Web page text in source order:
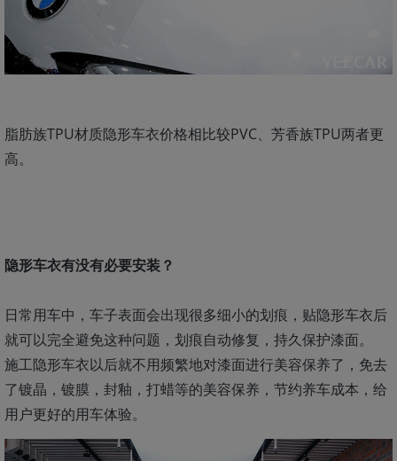
脂肪族TPU材质隐形车衣价格相比较PVC、芳香族TPU两者更
高。
隐形车衣有没有必要安装？
日常用车中，车子表面会出现很多细小的划痕，贴隐形车衣后
就可以完全避免这种问题，划痕自动修复，持久保护漆面。
施工隐形车衣以后就不用频繁地对漆面进行美容保养了，免去
了镀晶，镀膜，封釉，打蜡等的美容保养，节约养车成本，给
用户更好的用车体验。